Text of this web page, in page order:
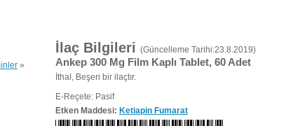
»
İlaç Bilgileri (Güncelleme Tarihi:23.8.2019)
Ankep 300 Mg Film Kaplı Tablet, 60 Adet
İthal, Beşeri bir ilaçtır.
E-Reçete: Pasif
Etken Maddesi: Ketiapin Fumarat